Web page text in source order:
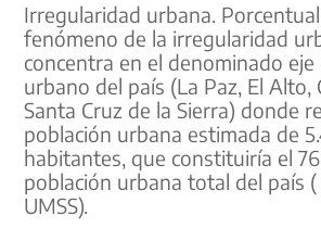
Irregularidad urbana.
fenómeno de la irregularidad
concentra en el denominado eje
urbano del país (La Paz, El Alto,
Santa Cruz de la Sierra) donde
población urbana estimada de
habitantes, que constituiría el
población urbana total del país (
UMSS).